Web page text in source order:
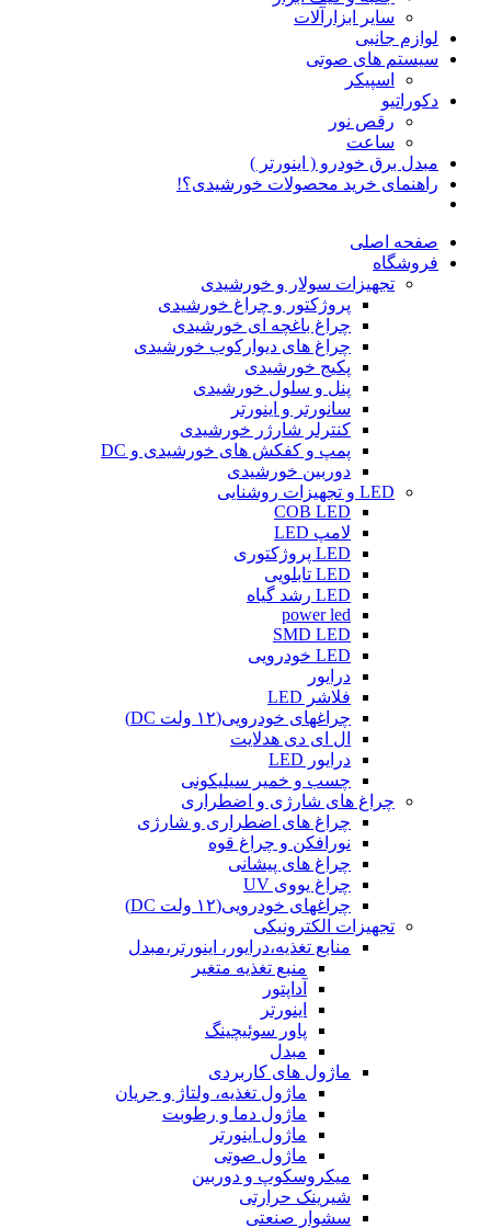
سایر ابزارآلات
لوازم جانبی
سیستم های صوتی
اسپیکر
دکوراتیو
رقص نور
ساعت
مبدل برق خودرو ( اینورتر )
راهنمای خرید محصولات خورشیدی؟!
صفحه اصلی
فروشگاه
تجهیزات سولار و خورشیدی
پروژکتور و چراغ خورشیدی
چراغ باغچه ای خورشیدی
چراغ های دیوارکوب خورشیدی
پکیج خورشیدی
پنل و سلول خورشیدی
سانورتر و اینورتر
کنترلر شارژر خورشیدی
پمپ و کفکش های خورشیدی و DC
دوربین خورشیدی
LED و تجهیزات روشنایی
COB LED
لامپ LED
LED پروژکتوری
LED تابلویی
LED رشد گیاه
power led
SMD LED
LED خودرویی
درایور
فلاشر LED
چراغهای خودرویی(۱۲ ولت DC)
ال ای دی هدلایت
درایور LED
چسب و خمیر سیلیکونی
چراغ های شارژی و اضطراری
چراغ های اضطراری و شارژی
نورافکن و چراغ قوه
چراغ های پیشانی
چراغ یووی UV
چراغهای خودرویی(۱۲ ولت DC)
تجهیزات الکترونیکی
منابع تغذیه،درایور، اینورتر،مبدل
منبع تغذیه متغیر
آداپتور
اینورتر
پاور سوئیچینگ
مبدل
ماژول های کاربردی
ماژول تغذیه، ولتاژ و جریان
ماژول دما و رطوبت
ماژول اینورتر
ماژول صوتی
میکروسکوپ و دوربین
شیرینک حرارتی
سشوار صنعتی